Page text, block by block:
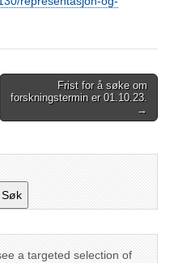
Frist for å søke om
forskningstermin er 01.10.23.
→
Søk
a targeted selection of